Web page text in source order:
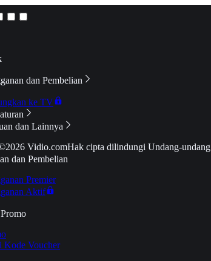
dan Pembelian
ke TV
dan Lainnya
Vidio.comHak cipta dilindungi Undang-undang
dan Pembelian
Premier
Aktif
Kode Voucher